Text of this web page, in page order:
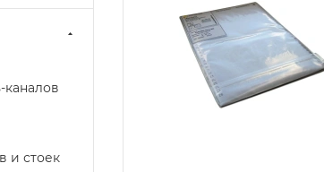
каналов
и стоек